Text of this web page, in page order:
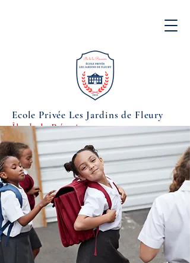
Ecole Privée Les Jardins de Fleury
Île de la Réunion